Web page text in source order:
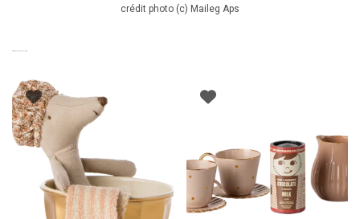
crédit photo (c) Maileg Aps